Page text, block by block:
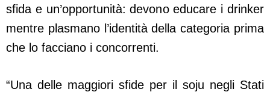
sfida e un’opportunità: devono educare i drinker
mentre plasmano l’identità della categoria prima
che lo facciano i concorrenti.
“Una delle maggiori sfide per il soju negli Stati